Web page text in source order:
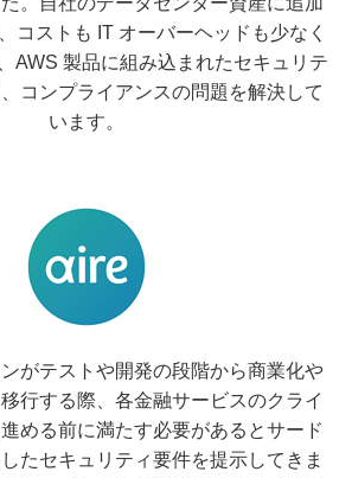
コストも IT オーバーヘッドも少なく
AWS 製品に組み込まれたセキュリテ
コンプライアンスの問題を解決して
います。
ンがテストや開発の段階から商業化や
行する際、各金融サービスのクライ
める前に満たす必要があるとサード
たセキュリティ要件を提示してきま